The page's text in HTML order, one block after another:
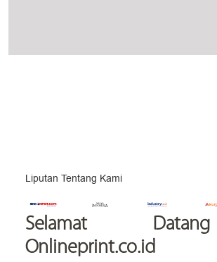
Liputan Tentang Kami
Selamat
Onlineprint.co.id